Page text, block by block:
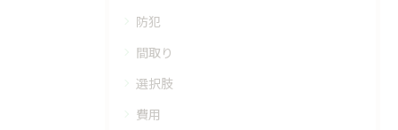
防犯
間取り
選択肢
費用